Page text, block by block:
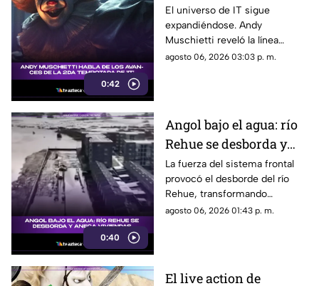
0:42
temporal de la segunda
temporada de 'IT'
El universo de IT sigue
expandiéndose. Andy
Muschietti reveló la línea
temporal que seguirá la
agosto 06, 2026 03:03 p. m.
0:40
Angol bajo el agua: río
Rehue se desborda y
anega viviendas
La fuerza del sistema frontal
provocó el desborde del río
Rehue, transformando
distintos sectores de Angol en
agosto 06, 2026 01:43 p. m.
El live action de